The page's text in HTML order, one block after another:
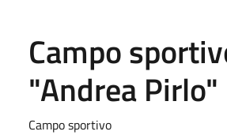
Campo
"Andrea Pirlo"
Campo sportivo